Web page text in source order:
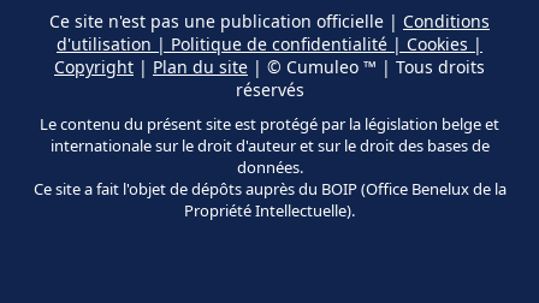
Ce site n'est pas une publication officielle | Conditions
d'utilisation | Politique de confidentialité | Cookies |
Copyright | Plan du site | © Cumuleo ™ | Tous droits
réservés
Le contenu du présent site est protégé par la législation belge et
internationale sur le droit d'auteur et sur le droit des bases de
données.
Ce site a fait l'objet de dépôts auprès du BOIP (Office Benelux de la
Propriété Intellectuelle).